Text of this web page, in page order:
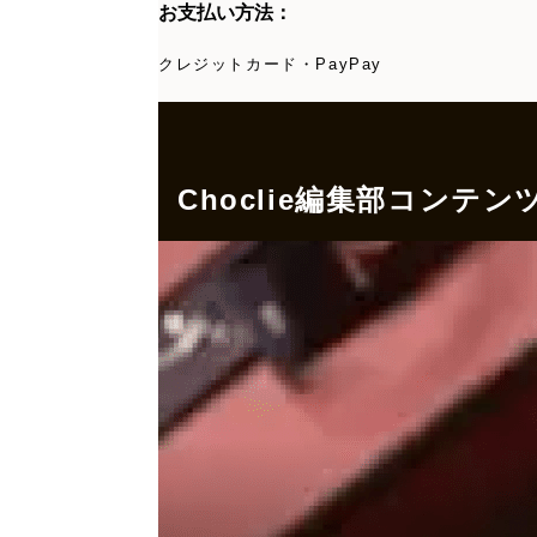
お支払い方法：
クレジットカード・PayPay
Choclie編集部コンテン